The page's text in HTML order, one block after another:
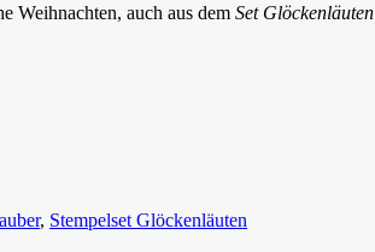
Weihnachten, auch aus dem Set Glöckenläuten
, Stempelset Glöckenläuten